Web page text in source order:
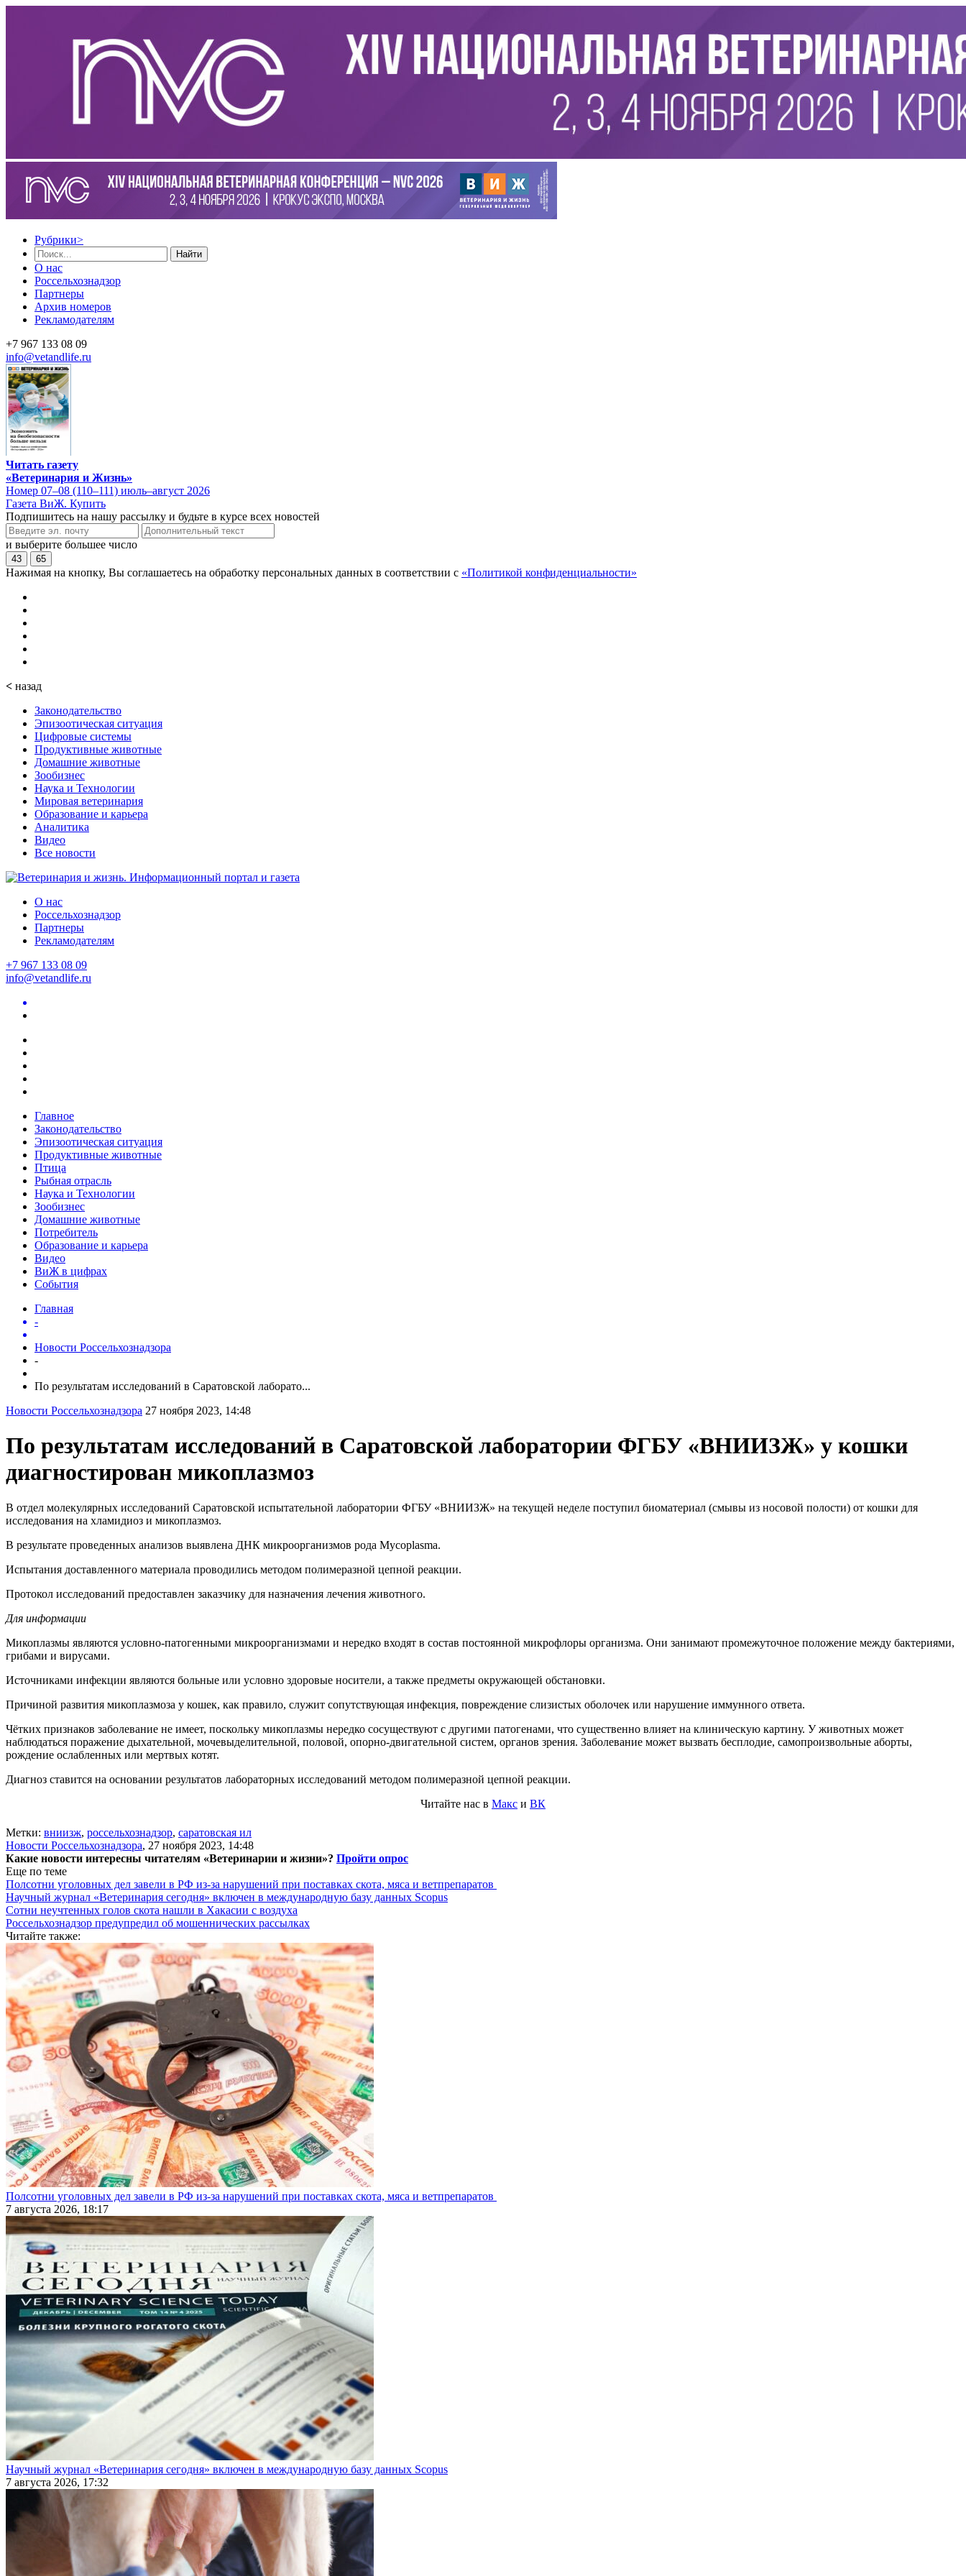
Рубрики>
Найти
О нас
Россельхознадзор
Партнеры
Архив номеров
Рекламодателям
+7 967 133 08 09
info@vetandlife.ru
Читать газету
«Ветеринария и Жизнь»
Номер 07–08 (110–111) июль–август 2026
Газета ВиЖ. Купить
Подпишитесь на нашу рассылку и будьте в курсе всех новостей
и выберите большее число
43 65
Нажимая на кнопку, Вы соглашаетесь на обработку персональных данных в соответствии с «Политикой конфиденциальности»
< назад
Законодательство
Эпизоотическая ситуация
Цифровые системы
Продуктивные животные
Домашние животные
Зообизнес
Наука и Технологии
Мировая ветеринария
Образование и карьера
Аналитика
Видео
Все новости
О нас
Россельхознадзор
Партнеры
Рекламодателям
+7 967 133 08 09
info@vetandlife.ru
Главное
Законодательство
Эпизоотическая ситуация
Продуктивные животные
Птица
Рыбная отрасль
Наука и Технологии
Зообизнес
Домашние животные
Потребитель
Образование и карьера
Видео
ВиЖ в цифрах
События
Главная
-
Новости Россельхознадзора
-
По результатам исследований в Саратовской лаборато...
Новости Россельхознадзора 27 ноября 2023, 14:48
По результатам исследований в Саратовской лаборатории ФГБУ «ВНИИЗЖ» у кошки
диагностирован микоплазмоз
В отдел молекулярных исследований Саратовской испытательной лаборатории ФГБУ «ВНИИЗЖ» на текущей неделе поступил биоматериал (смывы из носовой полости) от кошки для
исследования на хламидиоз и микоплазмоз.
В результате проведенных анализов выявлена ДНК микроорганизмов рода Mycoplasma.
Испытания доставленного материала проводились методом полимеразной цепной реакции.
Протокол исследований предоставлен заказчику для назначения лечения животного.
Для информации
Микоплазмы являются условно-патогенными микроорганизмами и нередко входят в состав постоянной микрофлоры организма. Они занимают промежуточное положение между бактериями,
грибами и вирусами.
Источниками инфекции являются больные или условно здоровые носители, а также предметы окружающей обстановки.
Причиной развития микоплазмоза у кошек, как правило, служит сопутствующая инфекция, повреждение слизистых оболочек или нарушение иммунного ответа.
Чётких признаков заболевание не имеет, поскольку микоплазмы нередко сосуществуют с другими патогенами, что существенно влияет на клиническую картину. У животных может
наблюдаться поражение дыхательной, мочевыделительной, половой, опорно-двигательной систем, органов зрения. Заболевание может вызвать бесплодие, самопроизвольные аборты,
рождение ослабленных или мертвых котят.
Диагноз ставится на основании результатов лабораторных исследований методом полимеразной цепной реакции.
Читайте нас в Макс и ВК
Метки: вниизж, россельхознадзор, саратовская ил
Новости Россельхознадзора, 27 ноября 2023, 14:48
Какие новости интересны читателям «Ветеринарии и жизни»? Пройти опрос
Еще по теме
Полсотни уголовных дел завели в РФ из-за нарушений при поставках скота, мяса и ветпрепаратов
Научный журнал «Ветеринария сегодня» включен в международную базу данных Scopus
Сотни неучтенных голов скота нашли в Хакасии с воздуха
Россельхознадзор предупредил об мошеннических рассылках
Читайте также:
Полсотни уголовных дел завели в РФ из-за нарушений при поставках скота, мяса и ветпрепаратов
7 августа 2026, 18:17
Научный журнал «Ветеринария сегодня» включен в международную базу данных Scopus
7 августа 2026, 17:32